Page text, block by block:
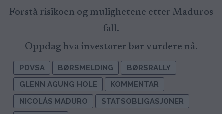
Forstå risikoen og mulighetene etter Maduros
fall.
Oppdag hva investorer bør vurdere nå.
PDVSA BØRSMELDING
BØRSRALLY
GLENN AGUNG HOLE
KOMMENTAR
NICOLÁS MADURO
STATSOBLIGASJONER